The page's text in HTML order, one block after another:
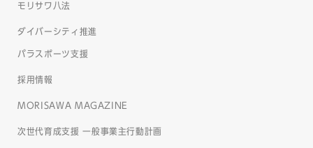
モリサワ八法
ダイバーシティ推進
パラスポーツ支援
採用情報
MORISAWA MAGAZINE
次世代育成支援 一般事業主行動計画